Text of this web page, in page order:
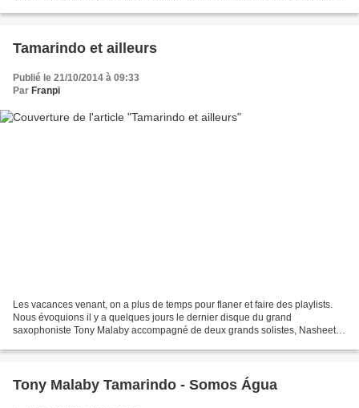
Tamarindo et ailleurs
Publié le 21/10/2014 à 09:33
Par Franpi
Les vacances venant, on a plus de temps pour flaner et faire des playlists.
Nous évoquions il y a quelques jours le dernier disque du grand
saxophoniste Tony Malaby accompagné de deux grands solistes, Nasheet
Tony Malaby Tamarindo - Somos Água